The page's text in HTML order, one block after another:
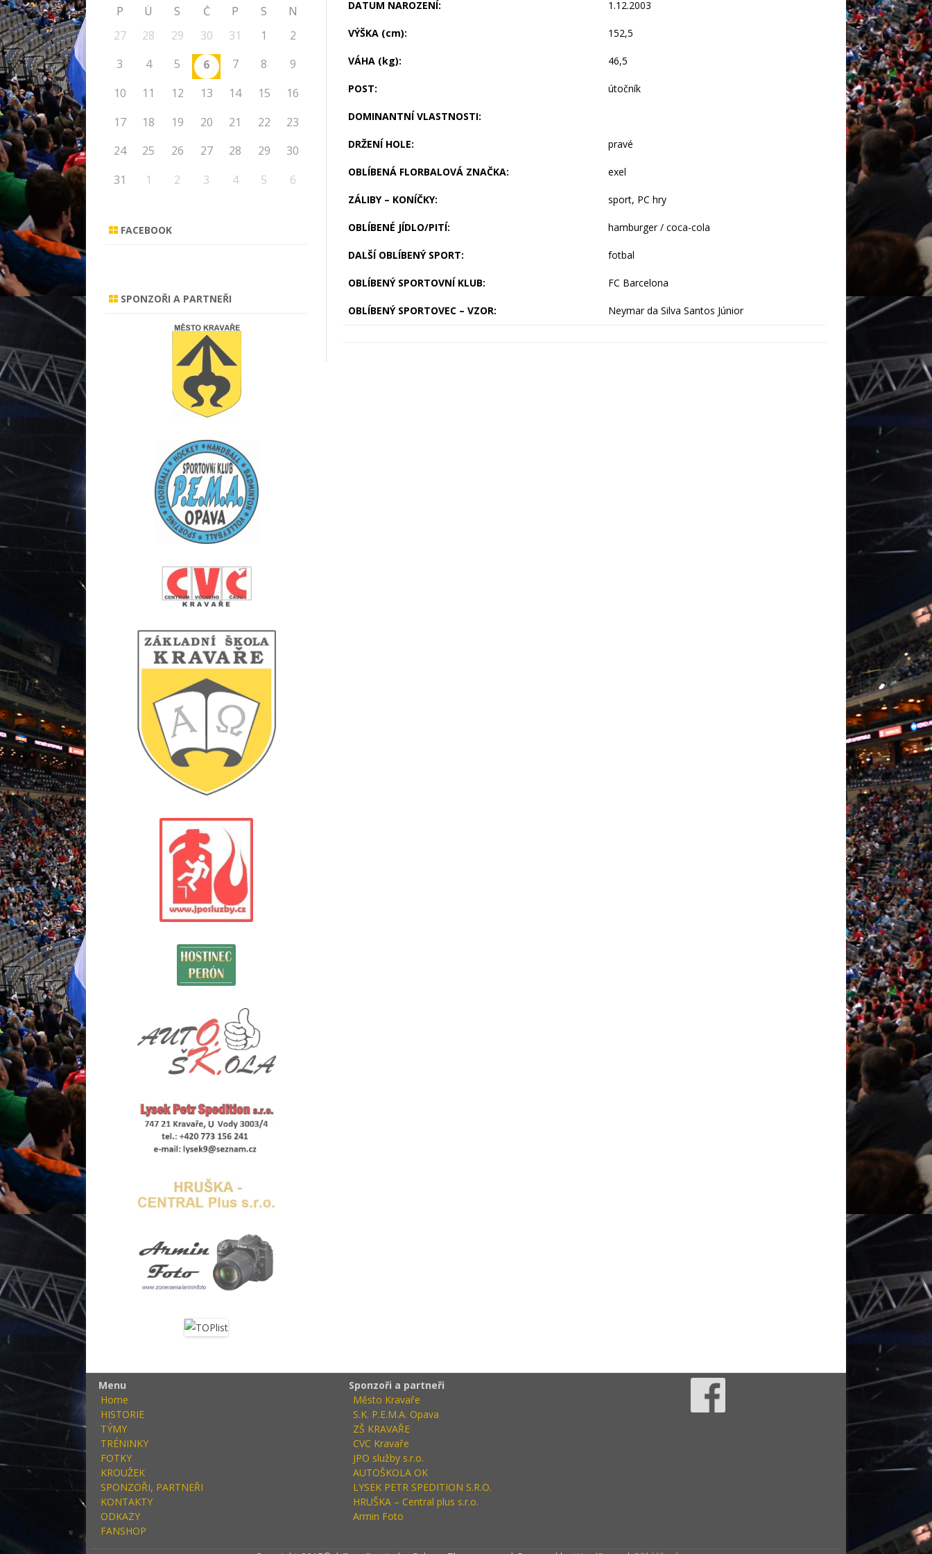
DATUM NAROZENÍ: 1.12.2003
VÝŠKA (cm): 152,5
VÁHA (kg): 46,5
POST: útočník
DOMINANTNÍ VLASTNOSTI:
DRŽENÍ HOLE: pravé
OBLÍBENÁ FLORBALOVÁ ZNAČKA: exel
ZÁLIBY – KONÍČKY: sport, PC hry
OBLÍBENÉ JÍDLO/PITÍ: hamburger / coca-cola
DALŠÍ OBLÍBENÝ SPORT: fotbal
OBLÍBENÝ SPORTOVNÍ KLUB: FC Barcelona
OBLÍBENÝ SPORTOVEC – VZOR: Neymar da Silva Santos Júnior
P Ú S Č P S
N
27
28 29 30 31 1
2
3
4 5 6 7 8
9
10
11 12 13 14 15
16
17
18 19 20 21 22
23
24
25 26 27 28 29
30
31
1 2 3 4 5 6
FACEBOOK
SPONZOŘI A PARTNEŘI
Menu
Home
HISTORIE
TÝMY
TRÉNINKY
FOTKY
KROUŽEK
SPONZOŘI, PARTNEŘI
KONTAKTY
ODKAZY
FANSHOP
Sponzoři a partneři
Město Kravaře
S.K. P.E.M.A. Opava
ZŠ KRAVAŘE
CVC Kravaře
JPO služby s.r.o.
AUTOŠKOLA OK
LYSEK PETR SPEDITION S.R.O.
HRUŠKA – Central plus s.r.o.
Armin Foto